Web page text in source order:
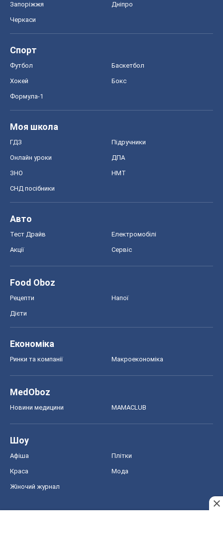
Запоріжжя Дніпро
Черкаси
Спорт
Футбол Баскетбол
Хокей Бокс
Формула-1
Моя школа
ГДЗ Підручники
Онлайн уроки ДПА
ЗНО НМТ
СНД посібники
Авто
Тест Драйв Електромобілі
Акції Сервіс
Food Oboz
Рецепти Напої
Дієти
Економіка
Ринки та компанії Макроекономіка
MedOboz
Новини медицини MAMACLUB
Шоу
Афіша Плітки
Краса Мода
Жіночий журнал